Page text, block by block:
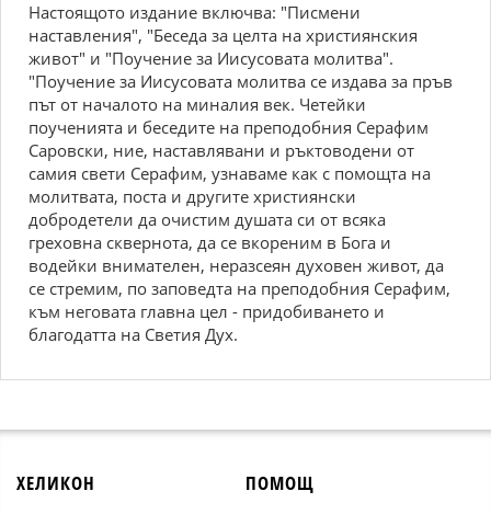
Настоящото издание включва: "Писмени
наставления", "Беседа за целта на християнския
живот" и "Поучение за Иисусовата молитва".
"Поучение за Иисусовата молитва се издава за пръв
път от началото на миналия век. Четейки
поученията и беседите на преподобния Серафим
Саровски, ние, наставлявани и ръктоводени от
самия свети Серафим, узнаваме как с помощта на
молитвата, поста и другите християнски
добродетели да очистим душата си от всяка
греховна сквернота, да се вкореним в Бога и
водейки внимателен, неразсеян духовен живот, да
се стремим, по заповедта на преподобния Серафим,
към неговата главна цел - придобиването и
благодатта на Светия Дух.
ХЕЛИКОН ПОМОЩ